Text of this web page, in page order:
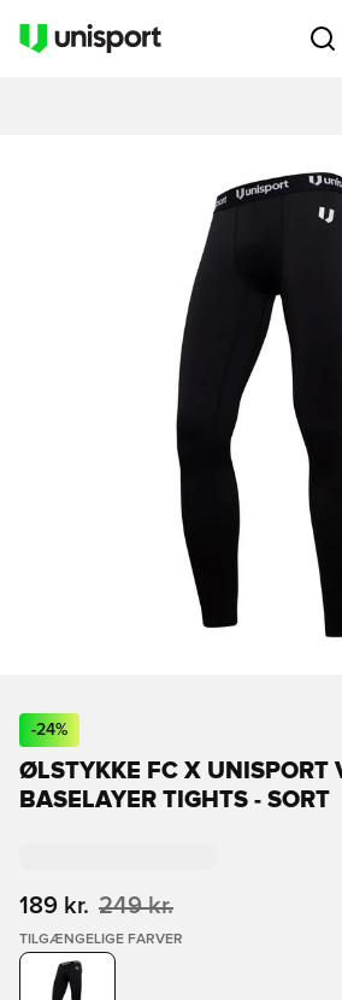
-24%
ØLSTYKKE FC X UNISPORT
BASELAYER TIGHTS - SORT
189 kr. 249 kr.
TILGÆNGELIGE FARVER